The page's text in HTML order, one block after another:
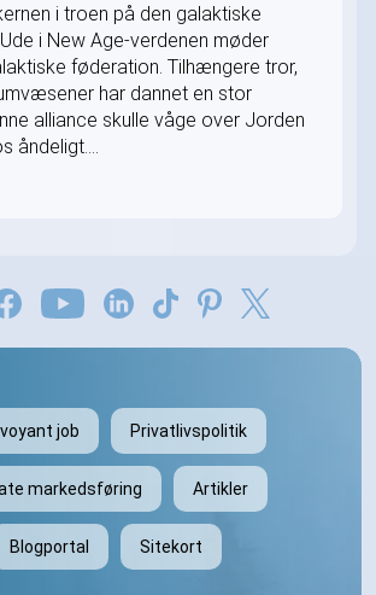
i troen på den galaktiske
i New Age-verdenen møder
føderation. Tilhængere tror,
har dannet en stor
alliance skulle våge over Jorden
åndeligt....
job Privatlivspolitik
markedsføring Artikler
Blogportal Sitekort